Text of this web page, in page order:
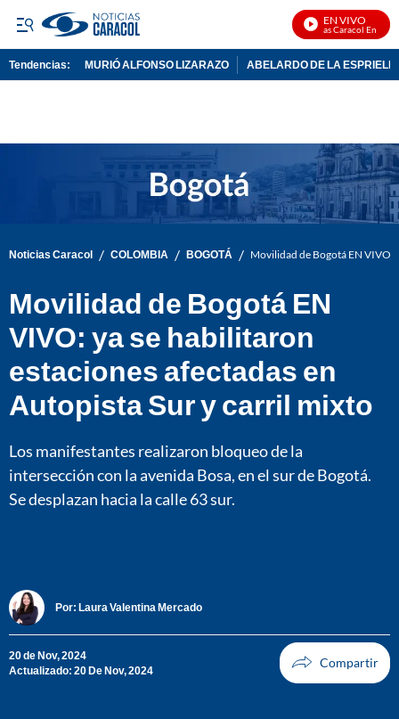
EN VIVO
Noticias Caracol En Vivo
Tendencias: MURIÓ ALFONSO LIZARAZO ABELARDO DE LA
Noticias Caracol / COLOMBIA / BOGOTÁ / Movilidad de Bogotá EN VIVO:
Movilidad de Bogotá EN
VIVO: ya se habilitaron
estaciones afectadas en
Autopista Sur y carril mixto
Los manifestantes realizaron bloqueo de la
intersección con la avenida Bosa, en el sur de Bogotá.
Se desplazan hacia la calle 63 sur.
Por: Laura Valentina Mercado
20 de Nov, 2024
Actualizado: 20 De Nov, 2024